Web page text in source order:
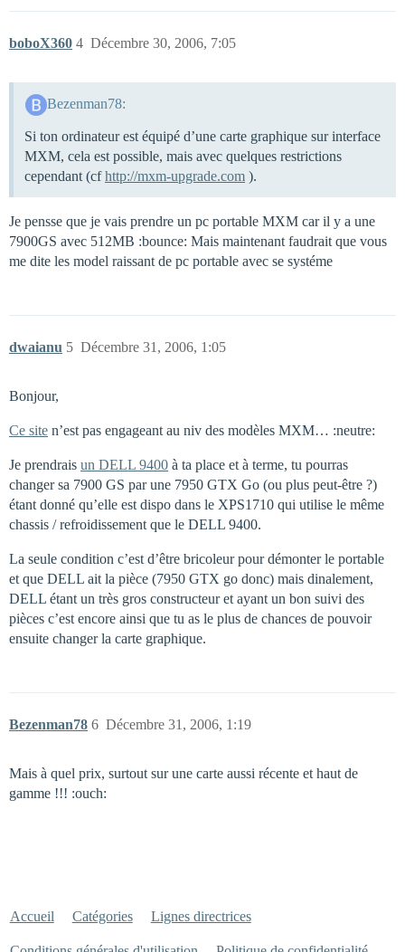
boboX360 Décembre 30, 2006, 7:05
4
Bezenman78:
Si ton ordinateur est équipé d’une carte graphique sur interface
MXM, cela est possible, mais avec quelques restrictions
cependant (cfhttp://mxm-upgrade.com ).
Je pensse que je vais prendre un pc portable MXM car il y a une
7900GS avec 512MB :bounce: Mais maintenant faudrait que vous
me dite les model raissant de pc portable avec se systéme
dwaianu Décembre 31, 2006, 1:05
5
Bonjour,
Ce site n’est pas engageant au niv des modèles MXM… :neutre:
Je prendrais un DELL 9400 à ta place et à terme, tu pourras
changer sa 7900 GS par une 7950 GTX Go (ou plus peut-être ?)
étant donné qu’elle est dispo dans le XPS1710 qui utilise le même
chassis / refroidissement que le DELL 9400.
La seule condition c’est d’être bricoleur pour démonter le portable
et que DELL ait la pièce (7950 GTX go donc) mais dinalement,
DELL étant un très gros constructeur et ayant un bon suivi des
pièces c’est encore ainsi que tu as le plus de chances de pouvoir
ensuite changer la carte graphique.
Bezenman78 Décembre 31, 2006, 1:19
6
Mais à quel prix, surtout sur une carte aussi récente et haut de
gamme !!! :ouch:
Accueil Catégories Lignes directrices